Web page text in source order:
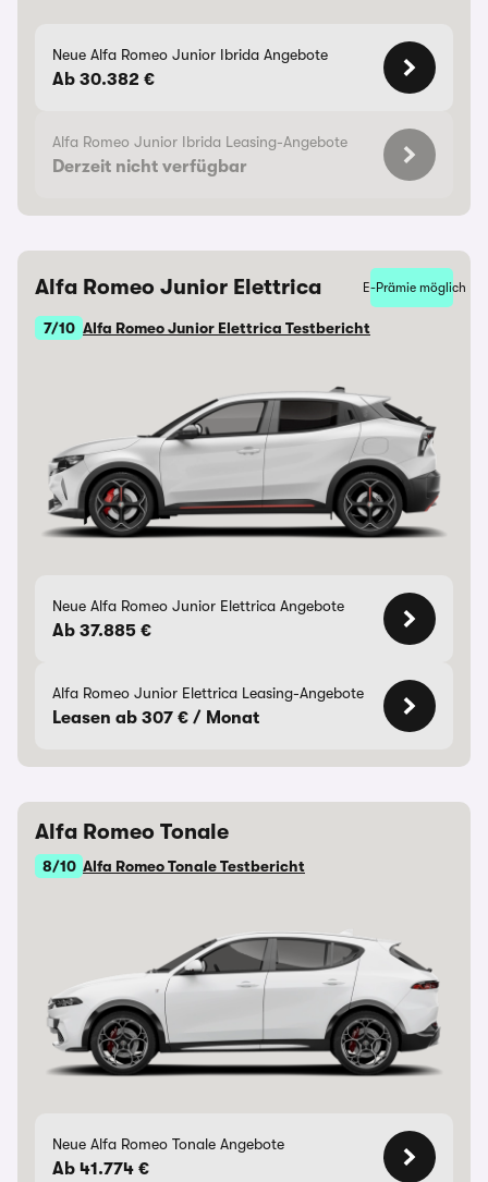
Neue Alfa Romeo Junior Ibrida Angebote
Ab 30.382 €
Alfa Romeo Junior Ibrida Leasing-Angebote
Derzeit nicht verfügbar
Alfa Romeo Junior Elettrica E-Prämie möglich
7/10 Alfa Romeo Junior Elettrica Testbericht
Neue Alfa Romeo Junior Elettrica Angebote
Ab 37.885 €
Alfa Romeo Junior Elettrica Leasing-Angebote
Leasen ab 307 € / Monat
Alfa Romeo Tonale
8/10 Alfa Romeo Tonale Testbericht
Neue Alfa Romeo Tonale Angebote
Ab 41.774 €